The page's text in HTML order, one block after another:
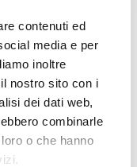
contenuti ed
media e per
inoltre
nostro sito con i
dei dati web,
combinarle
o che hanno
M2S, con l’esclusiva
agli input del
nella pedalata.
M2S è di 130 Nm